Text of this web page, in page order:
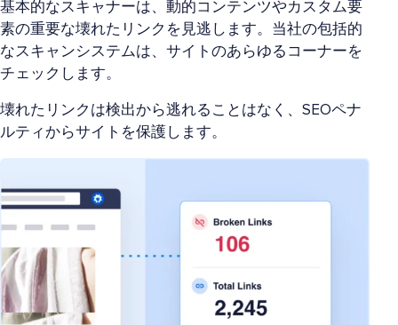
基本的なスキャナーは、動的コンテンツやカスタム要
素の重要な壊れたリンクを見逃します。当社の包括的
なスキャンシステムは、サイトのあらゆるコーナーを
チェックします。
壊れたリンクは検出から逃れることはなく、SEOペナ
ルティからサイトを保護します。